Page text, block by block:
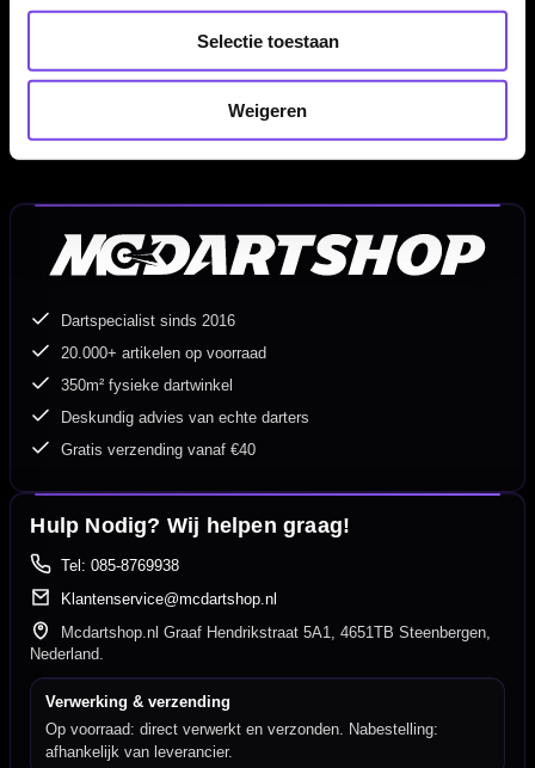
Selectie toestaan
Weigeren
Dartspecialist sinds 2016
20.000+ artikelen op voorraad
350m² fysieke dartwinkel
Deskundig advies van echte darters
Gratis verzending vanaf €40
Hulp Nodig? Wij helpen graag!
Tel: 085-8769938
Klantenservice@mcdartshop.nl
Mcdartshop.nl Graaf Hendrikstraat 5A1, 4651TB Steenbergen,
Nederland.
Verwerking & verzending
Op voorraad: direct verwerkt en verzonden. Nabestelling:
afhankelijk van leverancier.